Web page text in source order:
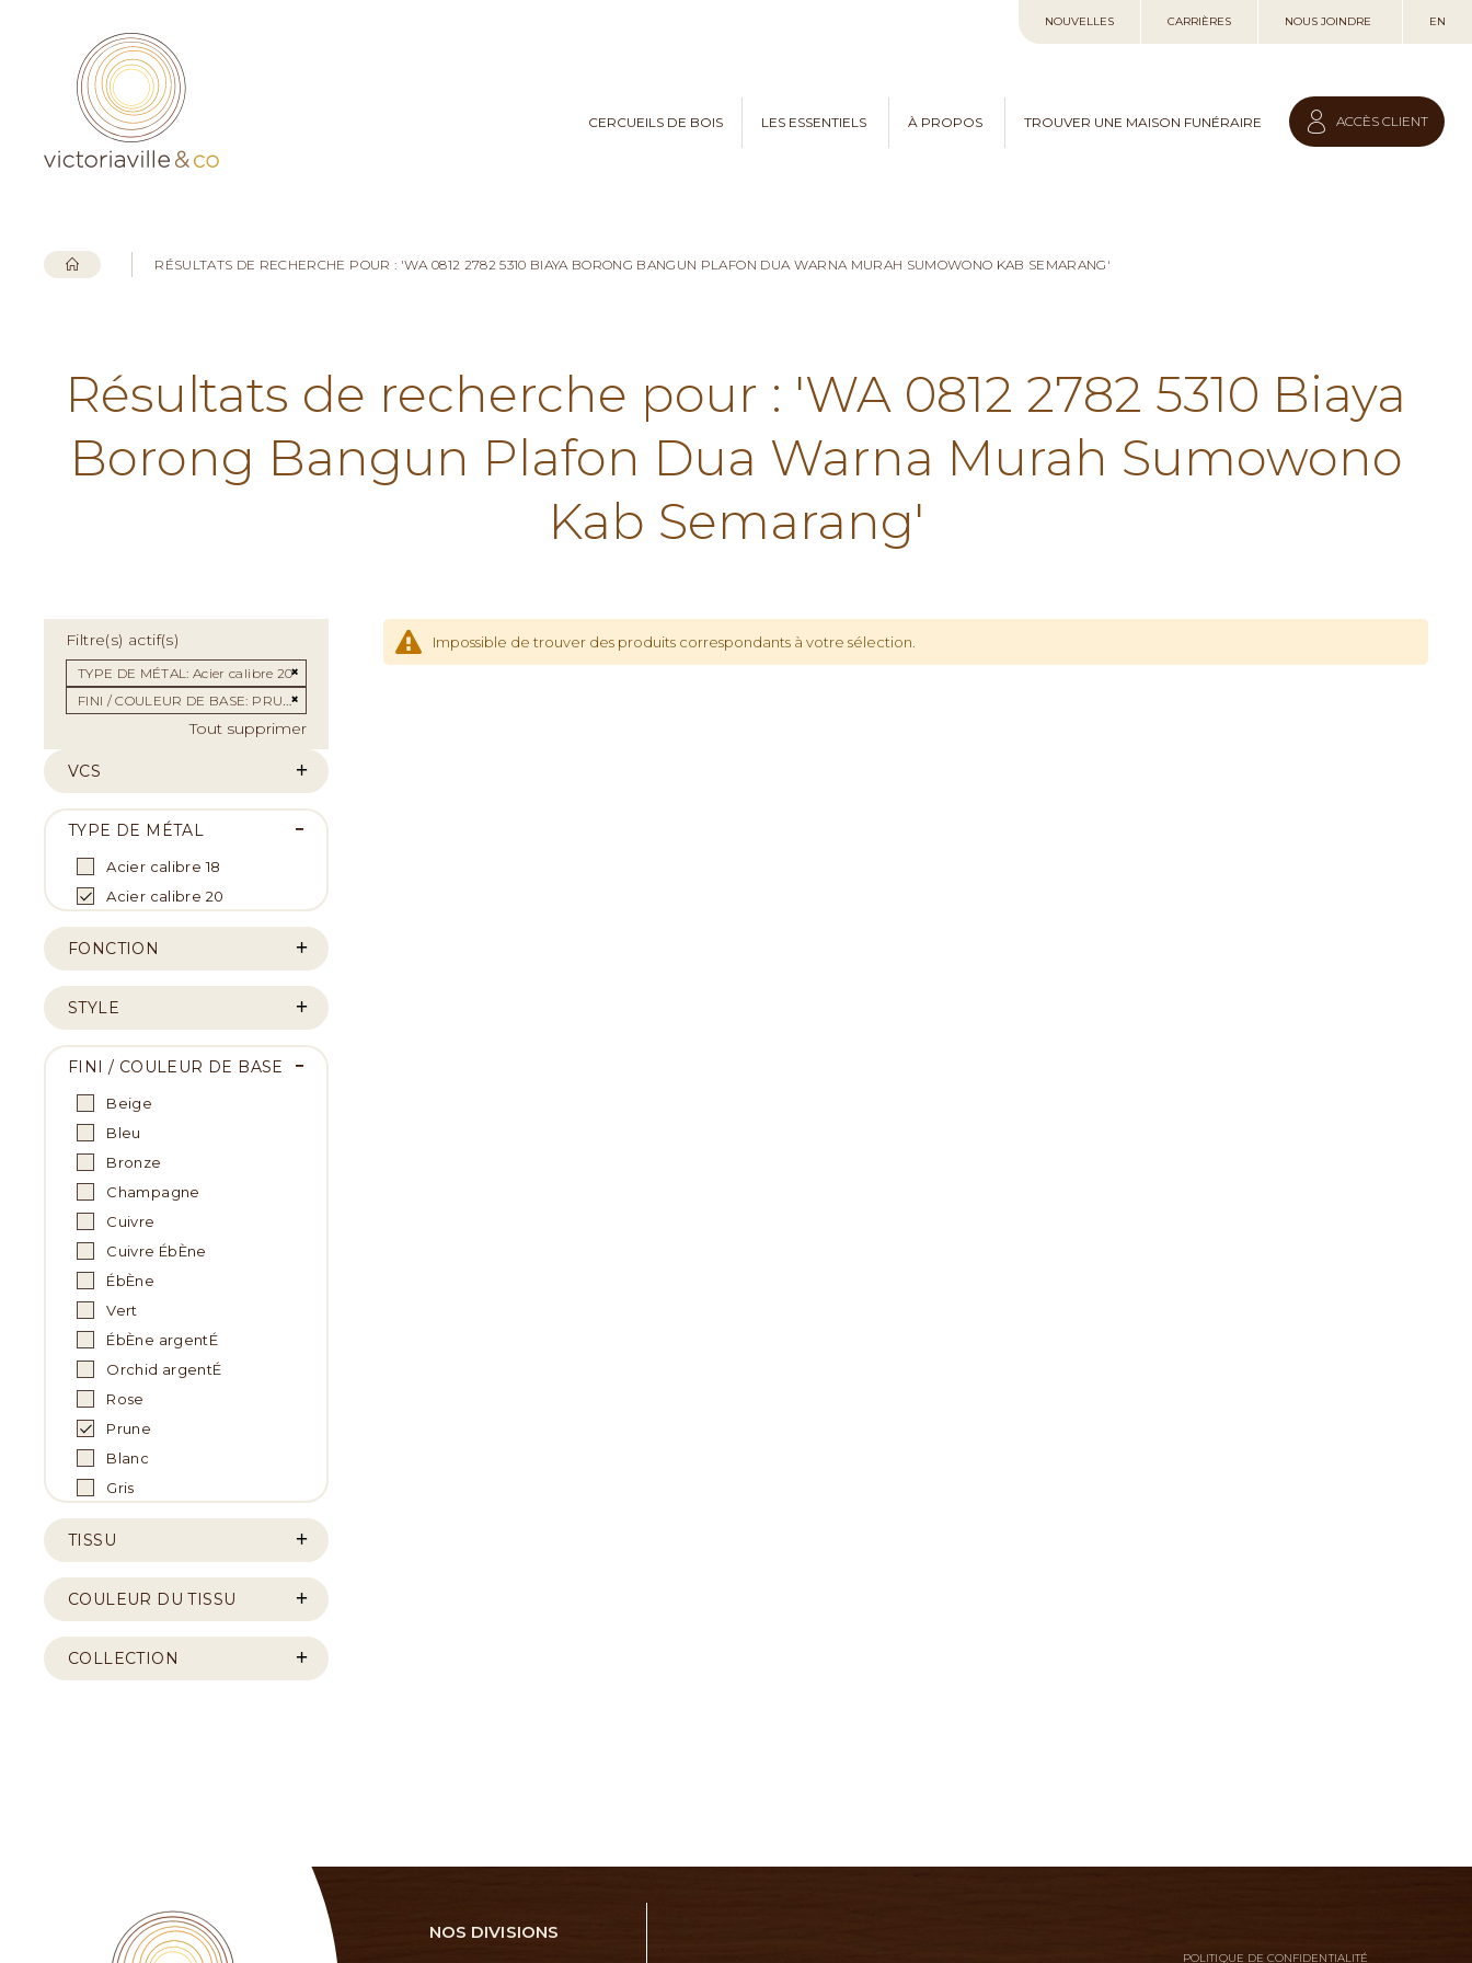
au
NOUVELLES CARRIÈRES NOUS JOINDRE EN
CERCUEILS DE BOIS LES ESSENTIELS À PROPOS TROUVER UNE MAISON FUNÉRAIRE ACCÈS CLIENT
RÉSULTATS DE RECHERCHE POUR : 'WA 0812 2782 5310 BIAYA BORONG BANGUN PLAFON DUA WARNA MURAH SUMOWONO KAB SEMARANG'
Résultats de recherche pour : 'WA 0812 2782 5310 Biaya
Borong Bangun Plafon Dua Warna Murah Sumowono
Kab Semarang'
Impossible de trouver des produits correspondants à votre sélection.
Filtre(s) actif(s)
TYPE DE MÉTAL Acier calibre 20
Supprimer cet Élément
FINI / COULEUR DE BASE PRUNE
Tout supprimer
VCS
TYPE DE MÉTAL
Acier calibre 18
Acier calibre 20
FONCTION
STYLE
FINI / COULEUR DE BASE
Beige
Bleu
Bronze
Champagne
Cuivre
Cuivre ÉbÈne
ÉbÈne
Vert
ÉbÈne argentÉ
Orchid argentÉ
Rose
Prune
Blanc
Gris
TISSU
COULEUR DU TISSU
COLLECTION
NOS DIVISIONS
POLITIQUE DE CONFIDENTIALITÉ